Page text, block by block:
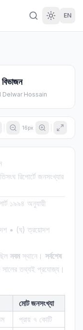
EN
Delwar Hossain
16px
রিপোর্টে জনসংখ্যার
১৯৯৪ অনুযায়ী
• (ঘ) ত্রয়োদশ
নবমস্থানে। সর্বশেষ
সালের তথ্যই প্রযোজ্য।
মোট জনসংখ্যা
প্রায় ৭ কোটি